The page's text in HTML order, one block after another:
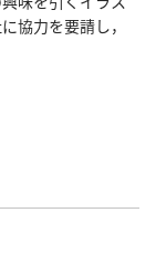
協力を要請し，